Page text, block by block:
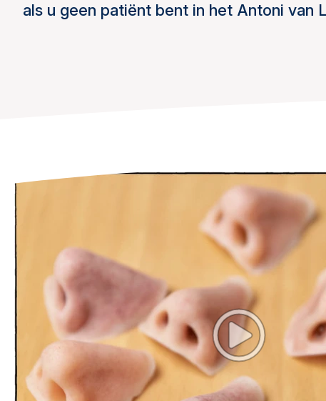
als u geen patiënt bent in het Antoni van